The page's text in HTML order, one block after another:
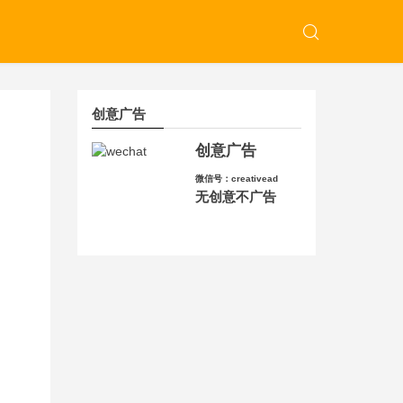
创意广告
创意广告
微信号：creativead
无创意不广告